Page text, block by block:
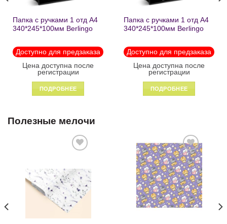
Папка с ручками 1 отд А4
340*245*100мм Berlingo
молнии1246
Доступно для предзаказа
Цена доступна после
регистрации
ПОДРОБНЕЕ
Папка с ручками 1 отд А4
340*245*100мм Berlingo
пластик на молнии 1215
Доступно для предзаказа
Цена доступна после
регистрации
ПОДРОБНЕЕ
Полезные мелочи
желаний
Добавить
в список
желаний